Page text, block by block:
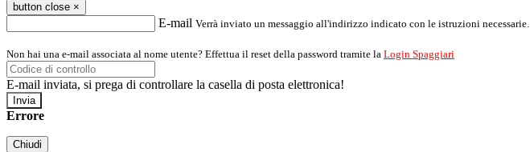
button close ×
E-mail Verrà inviato un messaggio all'indirizzo indicato con le istruzioni necessarie.
Non hai una e-mail associata al nome utente? Effettua il reset della password tramite la Login Spaggiari
E-mail inviata, si prega di controllare la casella di posta elettronica!
Errore
Chiudi